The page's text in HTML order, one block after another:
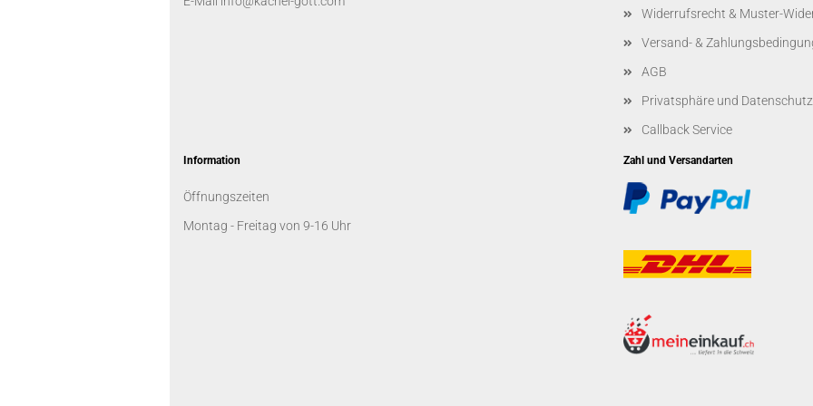
Widerrufsrecht & Muster-
Versand- &
AGB
Privatsphäre und Datenschutz
Callback Service
Information
Öffnungszeiten
Montag - Freitag von 9-16 Uhr
Zahl und Versandarten